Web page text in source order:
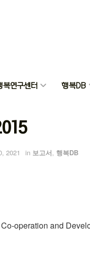
복연구센터 행복DB
2021 in 보고서, 행복DB
operation and